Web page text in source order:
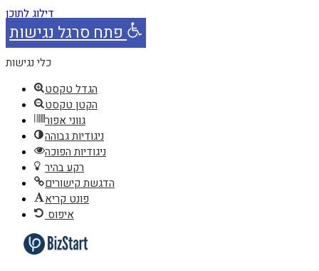
דילוג לתוכן
פתח סרגל נגישות
כלי נגישות
הגדל טקסט
הקטן טקסט
גווני אפור
ניגודיות גבוהה
ניגודיות הפוכה
רקע בהיר
הדגשת קישורים
פונט קריא
איפוס